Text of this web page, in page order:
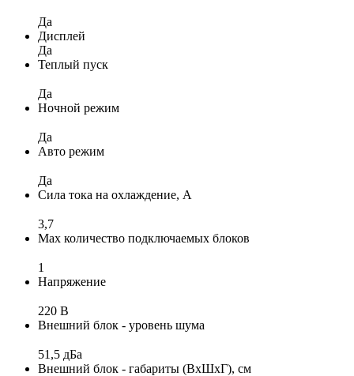
Да
Дисплей
Да
Теплый пуск
Да
Ночной режим
Да
Авто режим
Да
Сила тока на охлаждение, А
3,7
Max количество подключаемых блоков
1
Напряжение
220 В
Внешний блок - уровень шума
51,5 дБа
Внешний блок - габариты (ВхШхГ), см